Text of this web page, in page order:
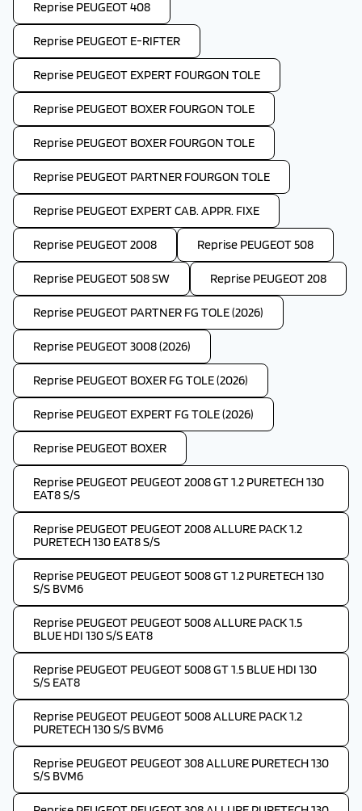
Reprise PEUGEOT 408
Reprise PEUGEOT E-RIFTER
Reprise PEUGEOT EXPERT FOURGON TOLE
Reprise PEUGEOT BOXER FOURGON TOLE
Reprise PEUGEOT BOXER FOURGON TOLE
Reprise PEUGEOT PARTNER FOURGON TOLE
Reprise PEUGEOT EXPERT CAB. APPR. FIXE
Reprise PEUGEOT 2008 Reprise PEUGEOT 508
Reprise PEUGEOT 508 SW Reprise PEUGEOT 208
Reprise PEUGEOT PARTNER FG TOLE (2026)
Reprise PEUGEOT 3008 (2026)
Reprise PEUGEOT BOXER FG TOLE (2026)
Reprise PEUGEOT EXPERT FG TOLE (2026)
Reprise PEUGEOT BOXER
Reprise PEUGEOT PEUGEOT 2008 GT 1.2 PURETECH 130
EAT8 S/S
Reprise PEUGEOT PEUGEOT 2008 ALLURE PACK 1.2
PURETECH 130 EAT8 S/S
Reprise PEUGEOT PEUGEOT 5008 GT 1.2 PURETECH 130
S/S BVM6
Reprise PEUGEOT PEUGEOT 5008 ALLURE PACK 1.5
BLUE HDI 130 S/S EAT8
Reprise PEUGEOT PEUGEOT 5008 GT 1.5 BLUE HDI 130
S/S EAT8
Reprise PEUGEOT PEUGEOT 5008 ALLURE PACK 1.2
PURETECH 130 S/S BVM6
Reprise PEUGEOT PEUGEOT 308 ALLURE PURETECH 130
S/S BVM6